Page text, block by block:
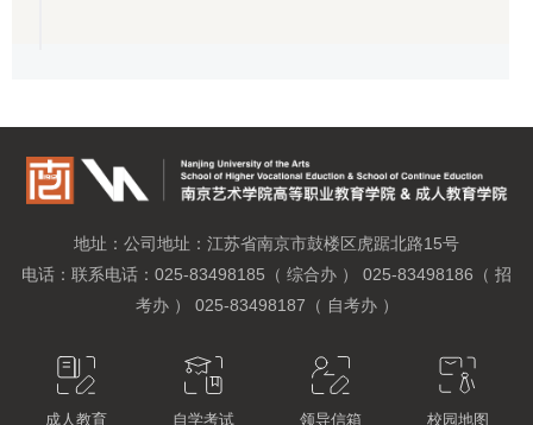
地址：公司地址：江苏省南京市鼓楼区虎踞北路15号
电话：联系电话：025-83498185（ 综合办 ） 025-83498186（ 招
考办 ） 025-83498187（ 自考办 ）
成人教育 自学考试 领导信箱 校园地图